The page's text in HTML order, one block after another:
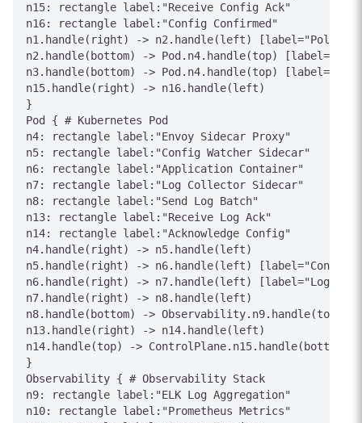
n15: rectangle label:"Receive Config Ack"
n16: rectangle label:"Config Confirmed"
n1.handle(right) -> n2.handle(left) [label="Policy"]
n2.handle(bottom) -> Pod.n4.handle(top)
n3.handle(bottom) -> Pod.n4.handle(top)
n15.handle(right) -> n16.handle(left)
}
Pod { # Kubernetes Pod
n4: rectangle label:"Envoy Sidecar Proxy"
n5: rectangle label:"Config Watcher Sidecar"
n6: rectangle label:"Application Container"
n7: rectangle label:"Log Collector Sidecar"
n8: rectangle label:"Send Log Batch"
n13: rectangle label:"Receive Log Ack"
n14: rectangle label:"Acknowledge Config"
n4.handle(right) -> n5.handle(left)
n5.handle(right) -> n6.handle(left) [label="Config
n6.handle(right) -> n7.handle(left) [label="Logs"]
n7.handle(right) -> n8.handle(left)
n8.handle(bottom) -> Observability.n9.handle(top)
n13.handle(right) -> n14.handle(left)
n14.handle(top) -> ControlPlane.n15.handle(bottom)
}
Observability { # Observability Stack
n9: rectangle label:"ELK Log Aggregation"
n10: rectangle label:"Prometheus Metrics"